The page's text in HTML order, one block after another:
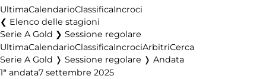
UltimaCalendarioClassificaIncroci
Elenco delle stagioni
Serie A Gold ❯ Sessione regolare
UltimaCalendarioClassificaIncrociArbitriCerca
Serie A Gold ❭ Sessione regolare ❭ Andata
1ª andata7 settembre 2025